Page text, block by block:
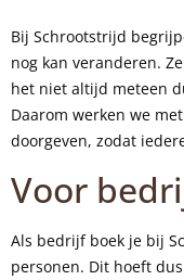
Bij Schrootstrijd
nog kan veranderen.
het niet altijd meteen
Daarom werken we
doorgeven, zodat
Voor
Als bedrijf boek je bij
personen. Dit hoeft